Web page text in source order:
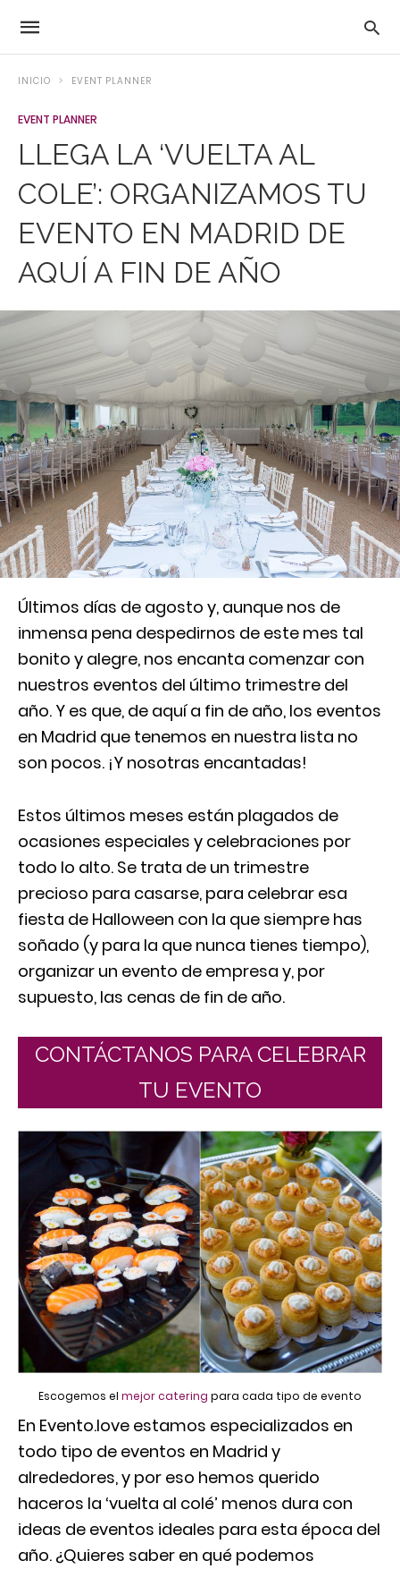
INICIO EVENT PLANNER
EVENT PLANNER
LLEGA LA ‘VUELTA AL
COLE’: ORGANIZAMOS TU
EVENTO EN MADRID DE
AQUÍ A FIN DE AÑO
Últimos días de agosto y, aunque nos de
inmensa pena despedirnos de este mes tal
bonito y alegre, nos encanta comenzar con
nuestros eventos del último trimestre del
año. Y es que, de aquí a fin de año, los eventos
en Madrid que tenemos en nuestra lista no
son pocos. ¡Y nosotras encantadas!
Estos últimos meses están plagados de
ocasiones especiales y celebraciones por
todo lo alto. Se trata de un trimestre
precioso para casarse, para celebrar esa
fiesta de Halloween con la que siempre has
soñado (y para la que nunca tienes tiempo),
organizar un evento de empresa y, por
supuesto, las cenas de fin de año.
CONTÁCTANOS PARA CELEBRAR
TU EVENTO
Escogemos el mejor catering para cada tipo de evento
En Evento.love estamos especializados en
todo tipo de eventos en Madrid y
alrededores, y por eso hemos querido
haceros la ‘vuelta al colé’ menos dura con
ideas de eventos ideales para esta época del
año. ¿Quieres saber en qué podemos